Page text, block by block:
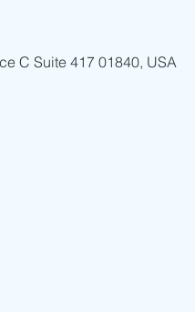
C Suite 417 01840, USA